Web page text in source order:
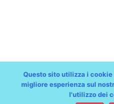
Questo sito utilizza i
migliore esperienza sul
l'utilizzo dei